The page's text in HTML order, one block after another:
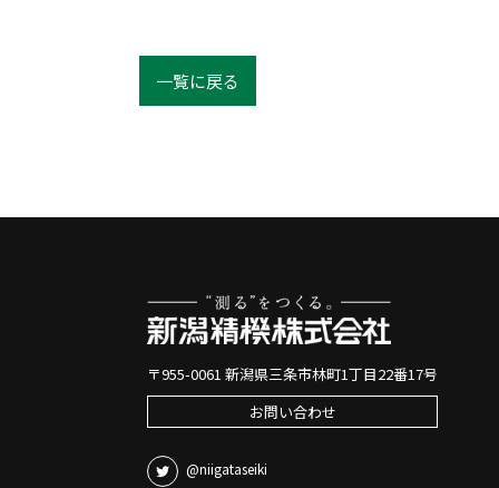
一覧に戻る
〒955-0061 新潟県三条市林町1丁目22番17号
お問い合わせ
@niigataseiki